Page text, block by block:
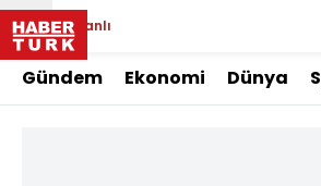
Canlı
Gündem Ekonomi Dünya